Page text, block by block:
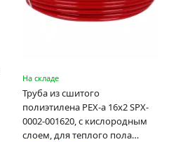
На складе
Труба из сшитого
полиэтилена PEX-a 16х2 SPX-
0002-001620, с кислородным
слоем, для теплого пола